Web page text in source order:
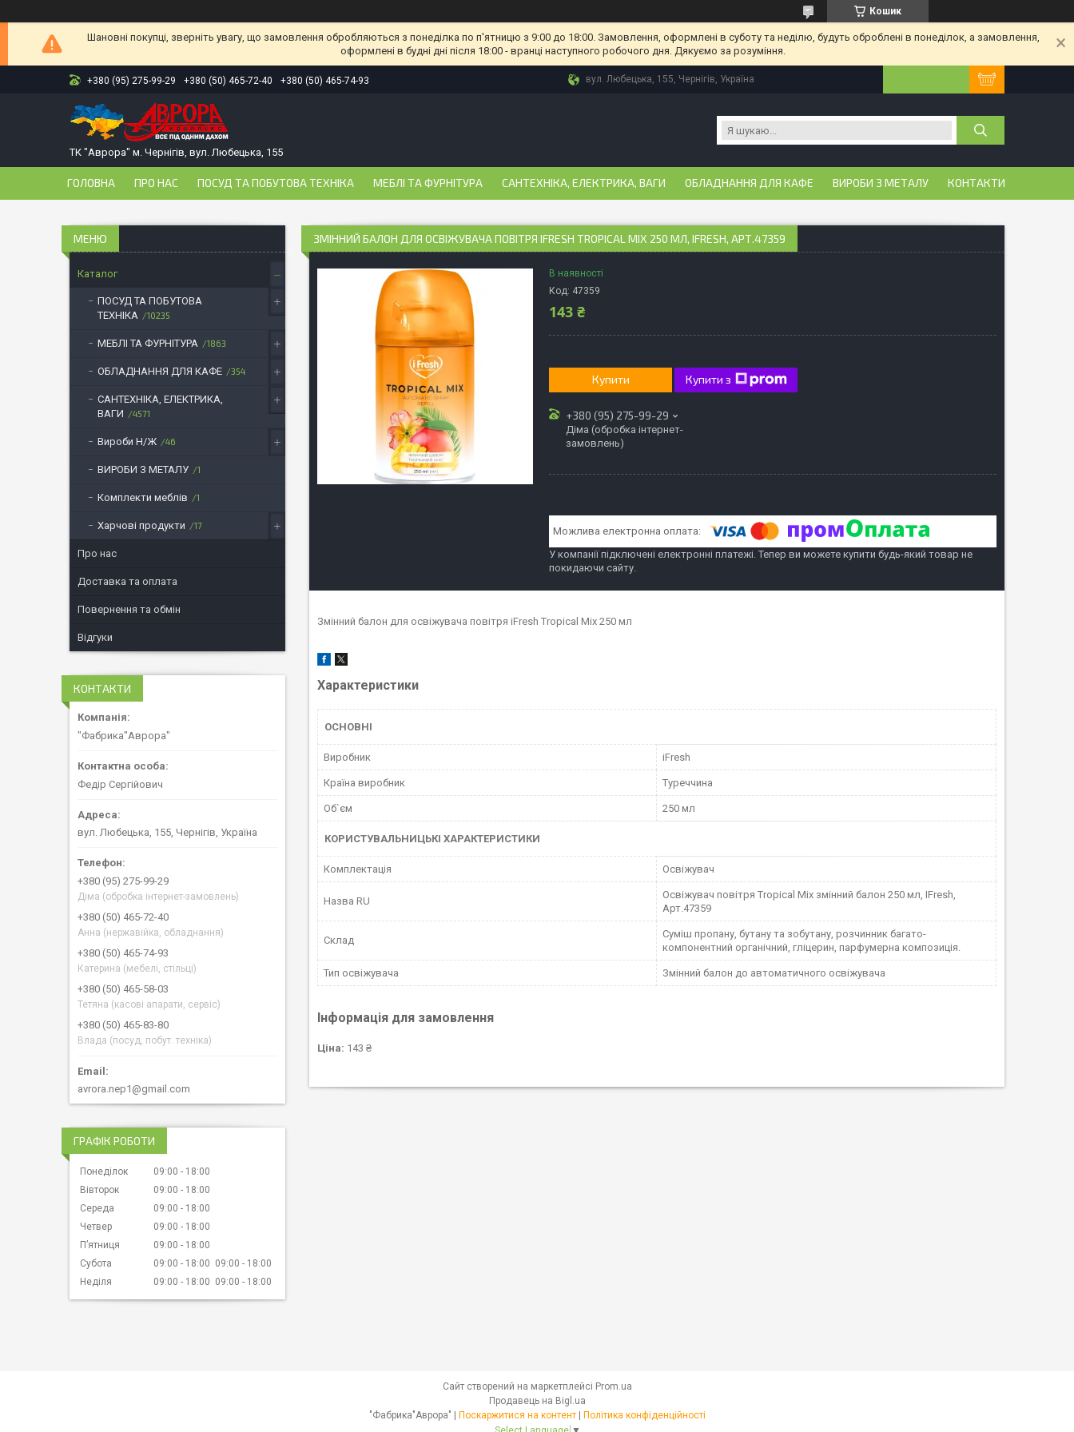
Кошик
Шановні покупці, зверніть увагу, що замовлення обробляються з понеділка по п'ятницю з 9:00 до 18:00. Замовлення, оформлені в суботу та неділю, будуть оброблені в понеділок, а замовлення,
оформлені в будні дні після 18:00 - вранці наступного робочого дня. Дякуємо за розуміння.
+380 (95) 275-99-29 +380 (50) 465-72-40 +380 (50) 465-74-93 вул. Любецька, 155, Чернігів, Україна
ТК "Аврора" м. Чернігів, вул. Любецька, 155
ГОЛОВНА ПРО НАС ПОСУД ТА ПОБУТОВА ТЕХНІКА МЕБЛІ ТА ФУРНІТУРА САНТЕХНІКА, ЕЛЕКТРИКА, ВАГИ ОБЛАДНАННЯ ДЛЯ КАФЕ ВИРОБИ З МЕТАЛУ КОНТАКТИ
ЗМІННИЙ БАЛОН ДЛЯ ОСВІЖУВАЧА ПОВІТРЯ IFRESH TROPICAL MIX 250 МЛ, IFRESH, АРТ.47359
В наявності
Код: 47359
143 ₴
Купити Купити з
+380 (95) 275-99-29
Діма (обробка інтернет-
замовлень)
У компанії підключені електронні платежі. Тепер ви можете купити будь-який товар не
покидаючи сайту.
Змінний балон для освіжувача повітря iFresh Tropical Mix 250 мл
Характеристики
ОСНОВНІ
Виробник iFresh
Країна виробник Туреччина
Об`єм 250 мл
КОРИСТУВАЛЬНИЦЬКІ ХАРАКТЕРИСТИКИ
Комплектація Освіжувач
Назва RU
Освіжувач повітря Tropical Mix змінний балон 250 мл, IFresh,
Арт.47359
Склад
Суміш пропану, бутану та зобутану, розчинник багато-
компонентний органічний, гліцерин, парфумерна композиція.
Тип освіжувача Змінний балон до автоматичного освіжувача
Інформація для замовлення
Ціна: 143 ₴
Каталог
ПОСУД ТА ПОБУТОВА
ТЕХНІКА
10235
МЕБЛІ ТА ФУРНІТУРА 1863
ОБЛАДНАННЯ ДЛЯ КАФЕ 354
САНТЕХНІКА, ЕЛЕКТРИКА,
ВАГИ
4571
Вироби Н/Ж 46
ВИРОБИ З МЕТАЛУ 1
Комплекти меблів 1
Харчові продукти 17
Про нас
Доставка та оплата
Повернення та обмін
Відгуки
КОНТАКТИ
"Фабрика"Аврора"
Федір Сергійович
вул. Любецька, 155, Чернігів, Україна
+380 (95) 275-99-29
Діма (обробка інтернет-замовлень)
+380 (50) 465-72-40
Анна (нержавійка, обладнання)
+380 (50) 465-74-93
Катерина (мебелі, стільці)
+380 (50) 465-58-03
Тетяна (касові апарати, сервіс)
+380 (50) 465-83-80
Влада (посуд, побут. техніка)
avrora.nep1@gmail.com
ГРАФІК РОБОТИ
Понеділок 09:00
18:00
Вівторок
09:00
18:00
Середа
09:00
18:00
Четвер
09:00
18:00
Пʼятниця
09:00
18:00
Субота
09:00 18:00 09:00
18:00
Неділя
09:00 18:00 09:00 18:00
Сайт створений на маркетплейсі Prom.ua
Продавець на Bigl.ua
Поскаржитися на контент
Політика конфіденційності